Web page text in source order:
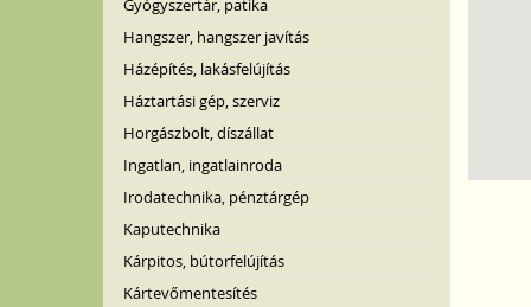
Gyógyszertár, patika
Hangszer, hangszer javítás
Házépítés, lakásfelújítás
Háztartási gép, szerviz
Horgászbolt, díszállat
Ingatlan, ingatlainroda
Irodatechnika, pénztárgép
Kaputechnika
Kárpitos, bútorfelújítás
Kártevőmentesítés